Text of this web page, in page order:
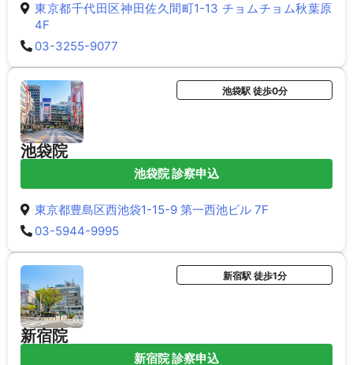
東京都千代田区神田佐久間町1-13 チョムチョム秋葉原
4F
03-3255-9077
池袋院
池袋駅 徒歩0分
池袋院 診察申込
東京都豊島区西池袋1-15-9 第一西池ビル 7F
03-5944-9995
新宿院
新宿駅 徒歩1分
新宿院 診察申込